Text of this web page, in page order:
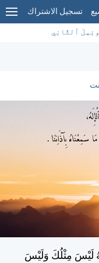
تسجيل الاشتراك
ٱلثَّانِي
لَيْسَ مِثْلُكَ وَلَيْسَ